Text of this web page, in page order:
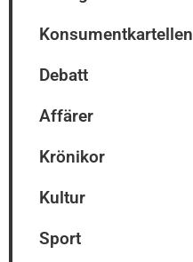
Konsumentkartellen
Debatt
Affärer
Krönikor
Kultur
Sport